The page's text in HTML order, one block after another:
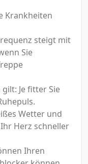
Krankheiten
steigt mit
Sie
Je fitter Sie
Wetter und
Herz schneller
Ihren